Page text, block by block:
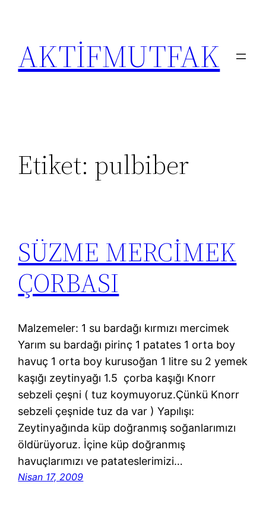
AKTİFMUTFAK
Etiket: pulbiber
SÜZME MERCİMEK
ÇORBASI
Malzemeler: 1 su bardağı kırmızı mercimek
Yarım su bardağı pirinç 1 patates 1 orta boy
havuç 1 orta boy kurusoğan 1 litre su 2 yemek
kaşığı zeytinyağı 1.5 çorba kaşığı Knorr
sebzeli çeşni ( tuz koymuyoruz.Çünkü Knorr
sebzeli çeşnide tuz da var ) Yapılışı:
Zeytinyağında küp doğranmış soğanlarımızı
öldürüyoruz. İçine küp doğranmış
havuçlarımızı ve patateslerimizi…
Nisan 17, 2009